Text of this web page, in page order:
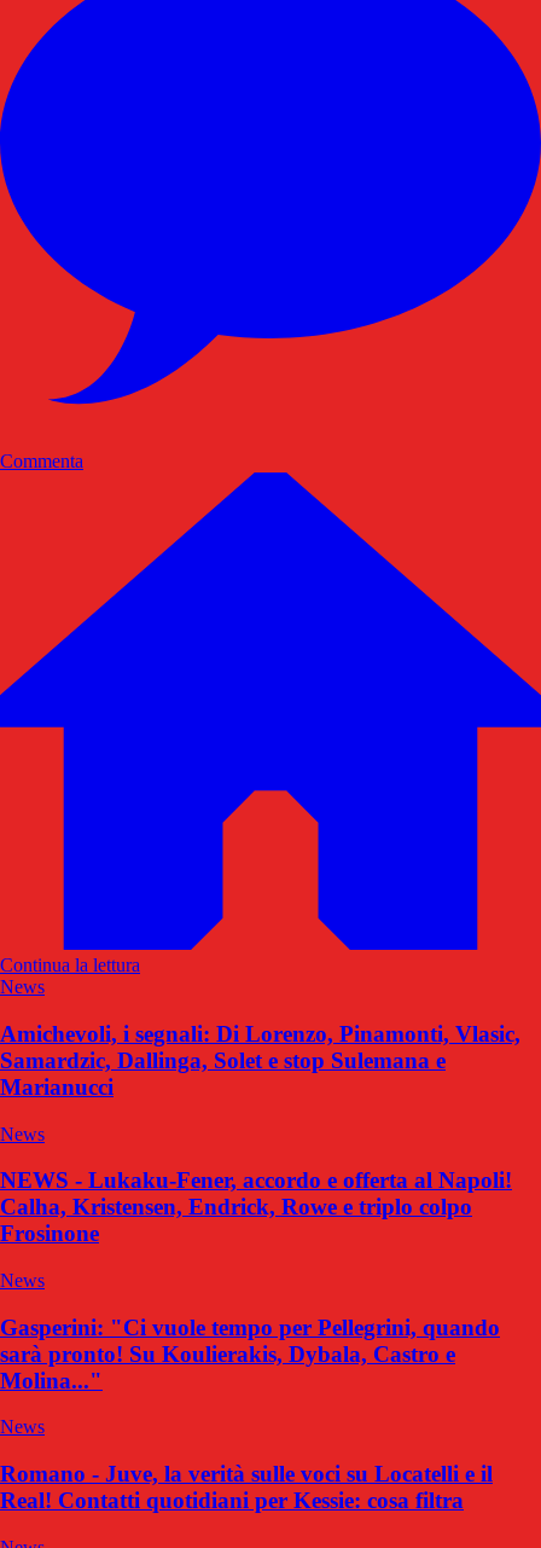
Commenta
Continua la lettura
News
Amichevoli, i segnali: Di Lorenzo, Pinamonti, Vlasic,
Samardzic, Dallinga, Solet e stop Sulemana e
Marianucci
News
NEWS - Lukaku-Fener, accordo e offerta al Napoli!
Calha, Kristensen, Endrick, Rowe e triplo colpo
Frosinone
News
Gasperini: "Ci vuole tempo per Pellegrini, quando
sarà pronto! Su Koulierakis, Dybala, Castro e
Molina..."
News
Romano - Juve, la verità sulle voci su Locatelli e il
Real! Contatti quotidiani per Kessie: cosa filtra